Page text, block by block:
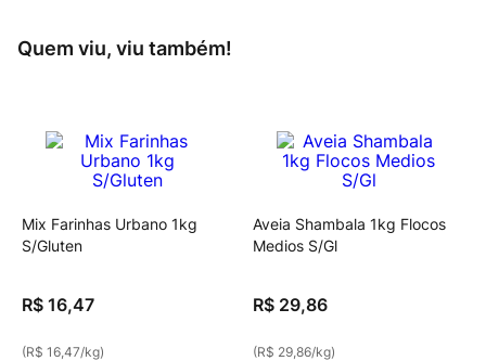
Quem viu, viu também!
Mix Farinhas Urbano 1kg
S/Gluten
R$ 16,47
(R$ 16,47/kg)
Aveia Shambala 1kg Flocos
Medios S/Gl
R$ 29,86
(R$ 29,86/kg)